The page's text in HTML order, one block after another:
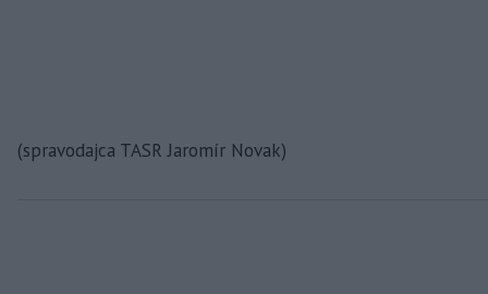
(spravodajca TASR Jaromír Novak)